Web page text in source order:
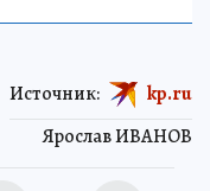
Ярослав ИВАНОВ
Источник: kp.ru